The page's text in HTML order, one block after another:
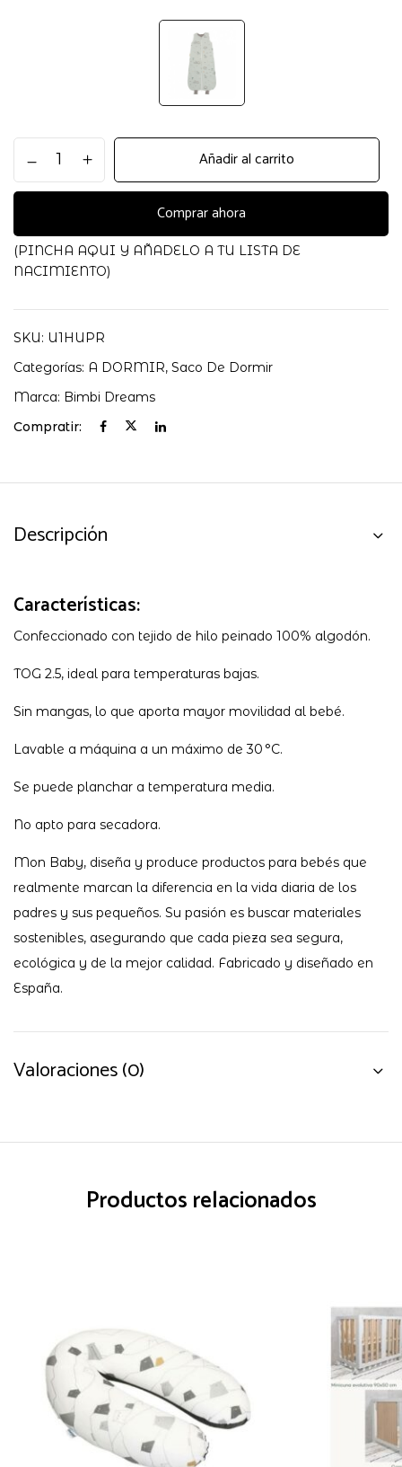
DE
DORMIR
85CM
BIMBIDREAMS
cantidad
Añadir al carrito
Comprar ahora
(PINCHA AQUI Y AÑADELO A TU LISTA DE
NACIMIENTO)
SKU: U1HUPR
Categorías: A DORMIR, Saco De Dormir
Marca: Bimbi Dreams
Compratir:
Descripción
Características:
Confeccionado con tejido de hilo peinado 100% algodón.
TOG 2.5, ideal para temperaturas bajas.
Sin mangas, lo que aporta mayor movilidad al bebé.
Lavable a máquina a un máximo de 30 °C.
Se puede planchar a temperatura media.
No apto para secadora.
Mon Baby, diseña y produce productos para bebés que
realmente marcan la diferencia en la vida diaria de los
padres y sus pequeños. Su pasión es buscar materiales
sostenibles, asegurando que cada pieza sea segura,
ecológica y de la mejor calidad. Fabricado y diseñado en
España.
Valoraciones (0)
Productos relacionados